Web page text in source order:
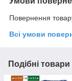
Повернення
Всі умови
Подібні товари